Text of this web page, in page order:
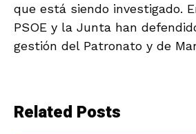
que está siendo investigado.
PSOE y la Junta han
gestión del Patronato y de
Related Posts